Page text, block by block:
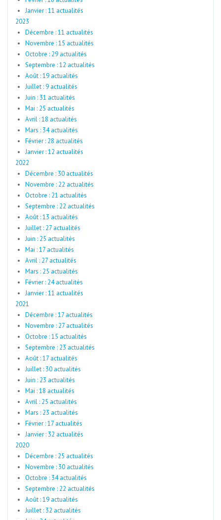
Janvier : 11 actualités
2023
Décembre : 11 actualités
Novembre : 15 actualités
Octobre : 29 actualités
Septembre : 12 actualités
Août : 19 actualités
Juillet : 9 actualités
Juin : 31 actualités
Mai : 25 actualités
Avril : 18 actualités
Mars : 34 actualités
Février : 28 actualités
Janvier : 12 actualités
2022
Décembre : 30 actualités
Novembre : 22 actualités
Octobre : 21 actualités
Septembre : 22 actualités
Août : 13 actualités
Juillet : 27 actualités
Juin : 25 actualités
Mai : 17 actualités
Avril : 27 actualités
Mars : 25 actualités
Février : 24 actualités
Janvier : 11 actualités
2021
Décembre : 17 actualités
Novembre : 27 actualités
Octobre : 15 actualités
Septembre : 23 actualités
Août : 17 actualités
Juillet : 30 actualités
Juin : 23 actualités
Mai : 18 actualités
Avril : 25 actualités
Mars : 23 actualités
Février : 17 actualités
Janvier : 32 actualités
2020
Décembre : 25 actualités
Novembre : 30 actualités
Octobre : 34 actualités
Septembre : 22 actualités
Août : 19 actualités
Juillet : 32 actualités